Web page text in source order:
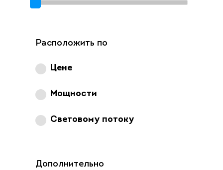
Расположить по
Цене
Мощности
Световому потоку
Дополнительно